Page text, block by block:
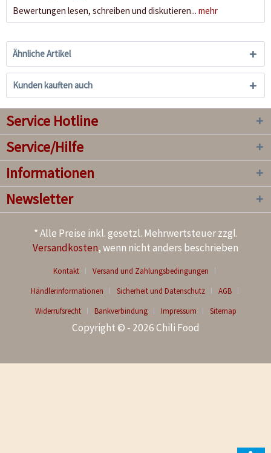
Bewertungen lesen, schreiben und diskutieren... mehr
Ähnliche Artikel
Kunden kauften auch
Service Hotline
Service/Hilfe
Informationen
Newsletter
* Alle Preise inkl. gesetzl. Mehrwertsteuer zzgl.
Versandkosten, wenn nicht anders beschrieben
Kontakt
Versand und Zahlungsbedingungen
Händlerinformationen
Sicherheit und Datenschutz
AGB
Widerrufsrecht
Bankverbindung Impressum Sitemap
Copyright © - 2026 Chili Food